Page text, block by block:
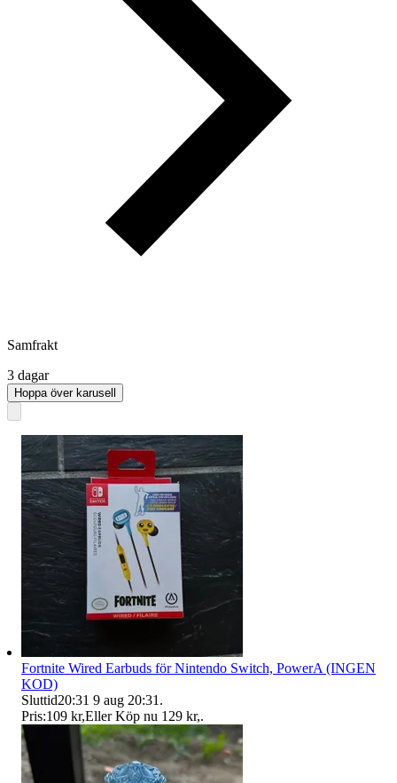
Samfrakt
3 dagar
Hoppa över karusell
Fortnite Wired Earbuds för Nintendo Switch, PowerA (INGEN
KOD)
Sluttid20:31 9 aug 20:31 .
Pris:109 kr,Eller Köp nu 129 kr,.